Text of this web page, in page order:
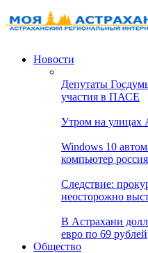
Новости
Депутаты
участия в ПАСЕ
Утром на улицах
Windows 10
компьютер
Следствие:
неосторожно
В Астрахани
евро по 69 рублей
Общество